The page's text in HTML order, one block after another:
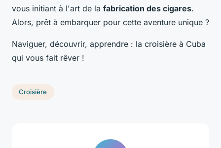
vous initiant à l'art de la fabrication des cigares.
Alors, prêt à embarquer pour cette aventure unique ?
Naviguer, découvrir, apprendre : la croisière à Cuba
qui vous fait rêver !
Croisière